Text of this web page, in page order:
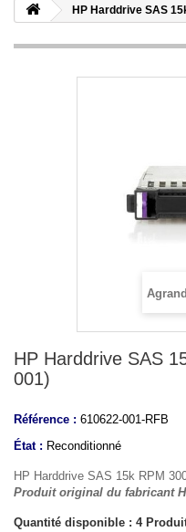
HP Harddrive SAS
HP Harddrive SAS
001)
Référence : 610622-001-RFB
État : Reconditionné
HP Harddrive SAS 15k RPM
Produit original du fabricant
Quantité disponible : 4